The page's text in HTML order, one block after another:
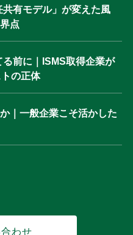
有モデル」が変えた風
点
る前に｜ISMS取得企業が
の正体
｜一般企業こそ活かした
わせ